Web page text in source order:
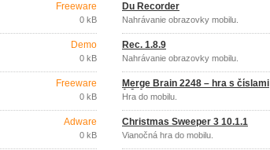
Freeware
0 kB
Demo
0 kB
Freeware
0 kB
Adware
0 kB
Du Recorder
Nahrávanie obrazovky mobilu.
Rec. 1.8.9
Nahrávanie obrazovky mobilu.
Merge Brain 2248 – hra s číslami
1.0.4
Hra do mobilu.
Christmas Sweeper 3 10.1.1
Vianočná hra do mobilu.